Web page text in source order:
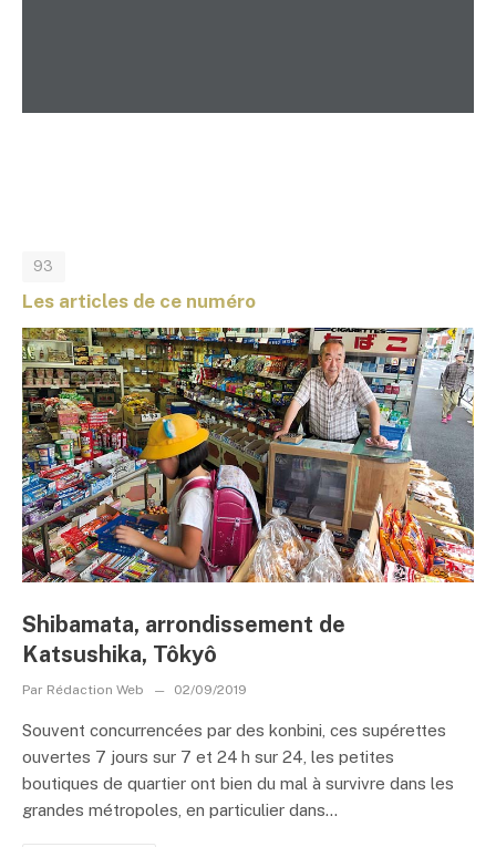
93
Les articles de ce numéro
Shibamata, arrondissement de
Katsushika, Tôkyô
Par Rédaction Web 02/09/2019
Souvent concurrencées par des konbini, ces supérettes
ouvertes 7 jours sur 7 et 24 h sur 24, les petites
boutiques de quartier ont bien du mal à survivre dans les
grandes métropoles, en particulier dans...